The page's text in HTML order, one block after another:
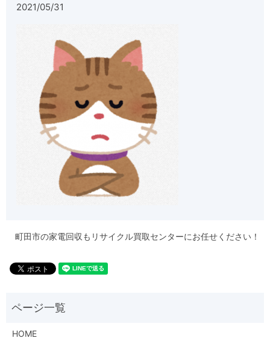
2021/05/31
町田市の家電回収もリサイクル買取センターにお任せください！
HOME